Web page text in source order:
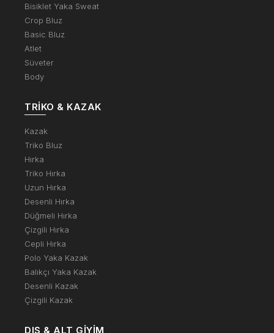
Bisiklet Yaka Sweat
Crop Bluz
Basic Bluz
Atlet
Süveter
Body
TRIKO & KAZAK
Kazak
Triko Bluz
Hırka
Triko Hırka
Uzun Hırka
Desenli Hırka
Düğmeli Hırka
Çizgili Hırka
Cepli Hırka
Polo Yaka Kazak
Balıkçı Yaka Kazak
Desenli Kazak
Çizgili Kazak
DIŞ & ALT GIYIM